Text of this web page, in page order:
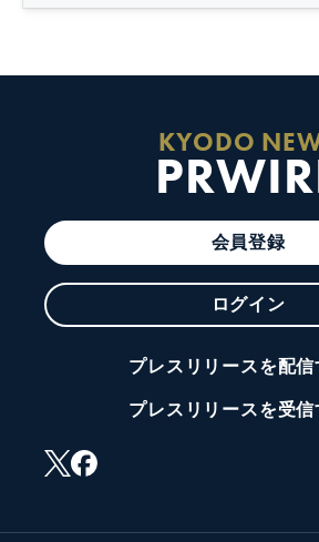
KYODO
会員登録
ログイン
プレスリリースを配信
プレスリリースを受信